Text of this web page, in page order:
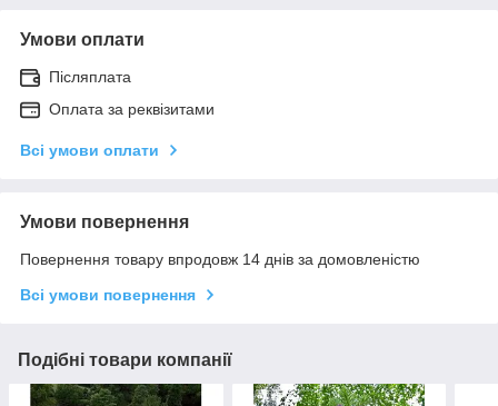
Умови оплати
Післяплата
Оплата за реквізитами
Всі умови оплати
Умови повернення
Повернення товару впродовж 14 днів за домовленістю
Всі умови повернення
Подібні товари компанії